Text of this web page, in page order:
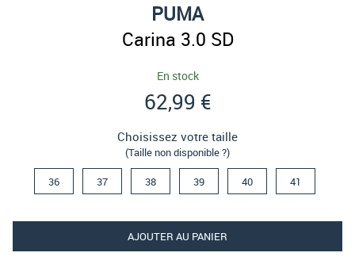
PUMA
Carina 3.0 SD
En stock
62,99 €
Choisissez votre taille
(Taille non disponible ?)
36 37 38 39 40 41
AJOUTER AU PANIER